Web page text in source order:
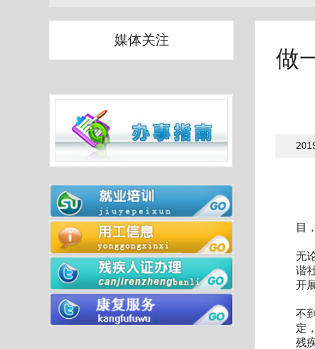
媒体关注
做
在
目
从
无
谐
开
在
不
定
残